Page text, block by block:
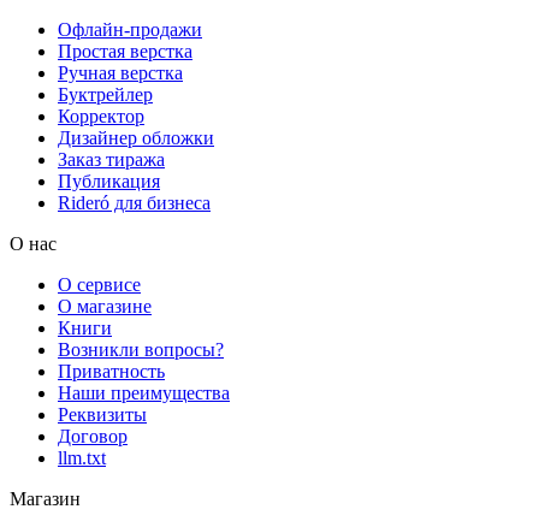
Офлайн-продажи
Простая верстка
Ручная верстка
Буктрейлер
Корректор
Дизайнер обложки
Заказ тиража
Публикация
Rideró для бизнеса
О нас
О сервисе
О магазине
Книги
Возникли вопросы?
Приватность
Наши преимущества
Реквизиты
Договор
llm.txt
Магазин